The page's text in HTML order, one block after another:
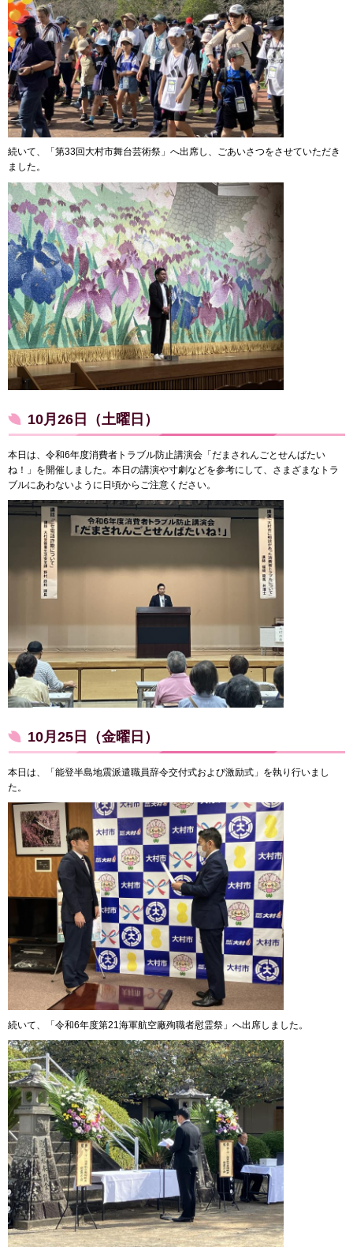
続いて、「第33回大村市舞台芸術祭」へ出席し、ごあいさつをさせていただき
ました。
10月26日（土曜日）
本日は、令和6年度消費者トラブル防止講演会「だまされんごとせんばたい
ね！」を開催しました。本日の講演や寸劇などを参考にして、さまざまなトラ
ブルにあわないように日頃からご注意ください。
10月25日（金曜日）
本日は、「能登半島地震派遣職員辞令交付式および激励式」を執り行いまし
た。
続いて、「令和6年度第21海軍航空廠殉職者慰霊祭」へ出席しました。